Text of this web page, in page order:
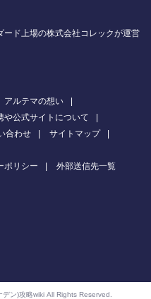
ード上場の株式会社コレックが運営
アルテマの想い
や公式サイトについて
合わせ
サイトマップ
ポリシー 外部送信先一覧
ン)攻略wiki All Rights Reserved.